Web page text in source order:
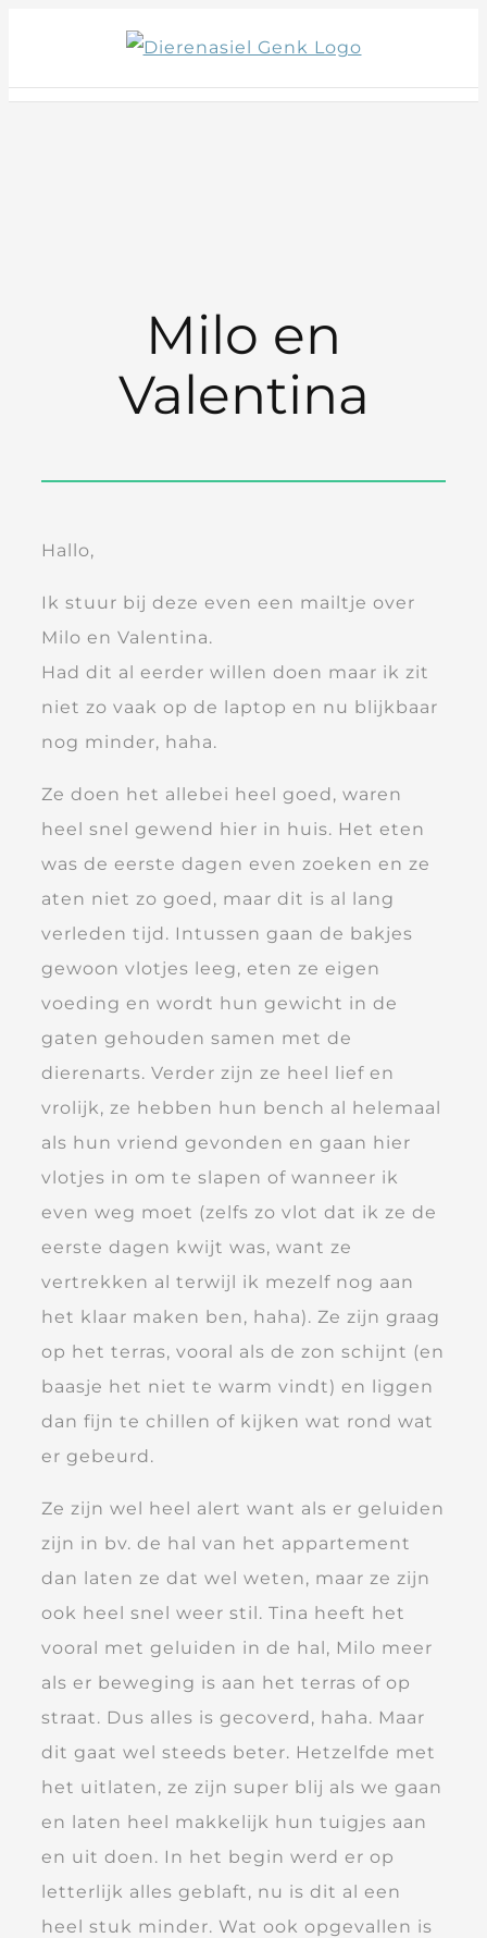
content
Milo en
Valentina
Hallo,
Ik stuur bij deze even een mailtje over
Milo en Valentina.
Had dit al eerder willen doen maar ik zit
niet zo vaak op de laptop en nu blijkbaar
nog minder, haha.
Ze doen het allebei heel goed, waren
heel snel gewend hier in huis. Het eten
was de eerste dagen even zoeken en ze
aten niet zo goed, maar dit is al lang
verleden tijd. Intussen gaan de bakjes
gewoon vlotjes leeg, eten ze eigen
voeding en wordt hun gewicht in de
gaten gehouden samen met de
dierenarts. Verder zijn ze heel lief en
vrolijk, ze hebben hun bench al helemaal
als hun vriend gevonden en gaan hier
vlotjes in om te slapen of wanneer ik
even weg moet (zelfs zo vlot dat ik ze de
eerste dagen kwijt was, want ze
vertrekken al terwijl ik mezelf nog aan
het klaar maken ben, haha). Ze zijn graag
op het terras, vooral als de zon schijnt (en
baasje het niet te warm vindt) en liggen
dan fijn te chillen of kijken wat rond wat
er gebeurd.
Ze zijn wel heel alert want als er geluiden
zijn in bv. de hal van het appartement
dan laten ze dat wel weten, maar ze zijn
ook heel snel weer stil. Tina heeft het
vooral met geluiden in de hal, Milo meer
als er beweging is aan het terras of op
straat. Dus alles is gecoverd, haha. Maar
dit gaat wel steeds beter. Hetzelfde met
het uitlaten, ze zijn super blij als we gaan
en laten heel makkelijk hun tuigjes aan
en uit doen. In het begin werd er op
letterlijk alles geblaft, nu is dit al een
heel stuk minder. Wat ook opgevallen is